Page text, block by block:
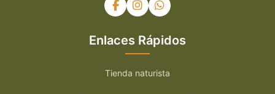
Enlaces Rápidos
Tienda naturista